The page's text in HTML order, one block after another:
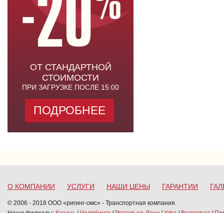
ОТ СТАНДАРТНОЙ
СТОИМОСТИ
ПРИ ЗАГРУЗКЕ ПОСЛЕ 15:00
ПОДРОБНЕЕ
О КОМПАНИИ УСЛУГИ НАШИ ЦЕНЫ ГАРАНТИИ
© 2006 - 2018 ООО «ригинг-омс» - Транспортная компания.